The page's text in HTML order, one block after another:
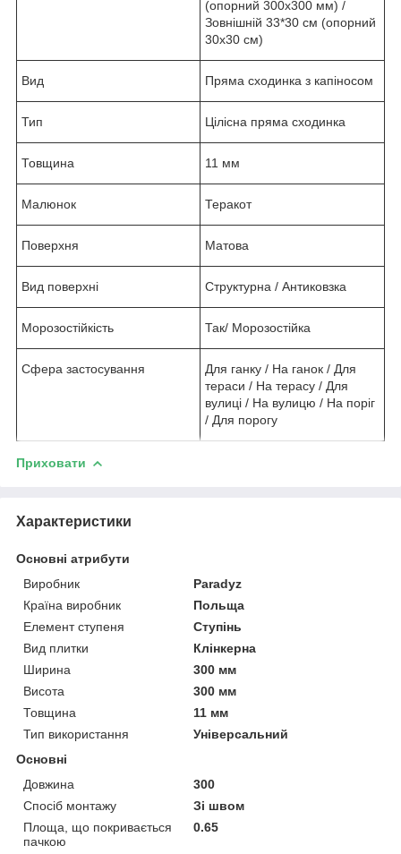
(опорний 300х300 мм) /
Зовнішній 33*30 см (опорний
30х30 см)
Вид Пряма сходинка з капіносом
Тип Цілісна пряма сходинка
Товщина 11 мм
Малюнок Теракот
Поверхня Матова
Вид поверхні Структурна / Антиковзка
Морозостійкість Так/ Морозостійка
Сфера застосування
Для ганку / На ганок / Для
тераси / На терасу / Для
вулиці / На вулицю / На поріг
/ Для порогу
Приховати
Характеристики
Основні атрибути
Виробник
Paradyz
Країна виробник
Польща
Елемент ступеня
Ступінь
Вид плитки
Клінкерна
Ширина
300 мм
Висота
300 мм
Товщина
11 мм
Тип використання
Універсальний
Основні
Довжина
300
Спосіб монтажу
Зі швом
Площа, що покривається
пачкою
0.65